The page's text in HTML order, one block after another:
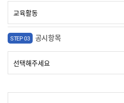
STEP 03 공시항목